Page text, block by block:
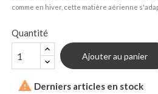
comme en hiver, cette matière aérienne
Quantité
Ajouter au panier
 Derniers articles en stock